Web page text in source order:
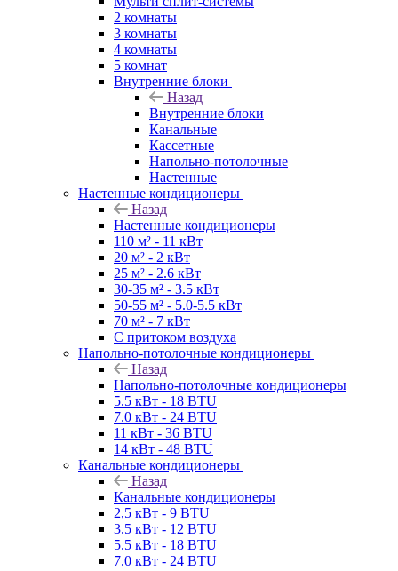
2 комнаты
3 комнаты
4 комнаты
5 комнат
Внутренние блоки
Назад
Внутренние блоки
Канальные
Кассетные
Напольно-потолочные
Настенные
Настенные кондиционеры
Назад
Настенные кондиционеры
110 м² - 11 кВт
20 м² - 2 кВт
25 м² - 2.6 кВт
30-35 м² - 3.5 кВт
50-55 м² - 5.0-5.5 кВт
70 м² - 7 кВт
С притоком воздуха
Напольно-потолочные кондиционеры
Назад
Напольно-потолочные кондиционеры
5.5 кВт - 18 BTU
7.0 кВт - 24 BTU
11 кВт - 36 BTU
14 кВт - 48 BTU
Канальные кондиционеры
Назад
Канальные кондиционеры
2,5 кВт - 9 BTU
3.5 кВт - 12 BTU
5.5 кВт - 18 BTU
7.0 кВт - 24 BTU